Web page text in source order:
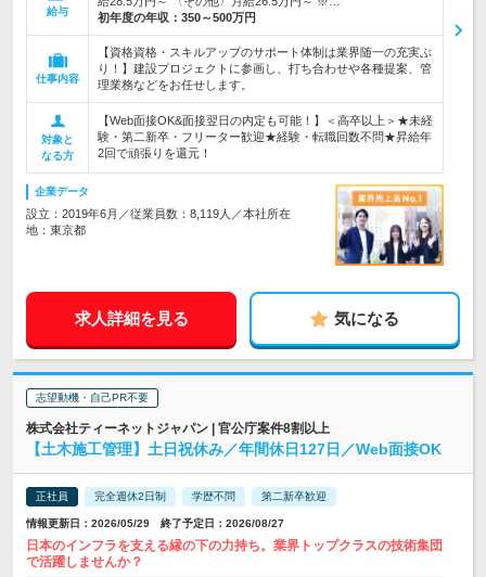
給与
初年度の年収： 350～500万円
仕事内容
【資格資格・スキルアップのサポート体制は業界随一の充実ぶ
り！】建設プロジェクトに参画し、打ち合わせや各種提案、管
理業務などをお任せします。
対象と
なる方
【Web面接OK&面接翌日の内定も可能！】＜高卒以上＞★未経
験・第二新卒・フリーター歓迎★経験・転職回数不問★昇給年
2回で頑張りを還元！
企業データ
設立：2019年6月／従業員数：8,119人／本社所在
地：東京都
求人詳細を見る 気になる
志望動機・自己PR不要
株式会社ティーネットジャパン | 官公庁案件8割以上
【土木施工管理】土日祝休み／年間休日127日／Web面接OK
正社員 完全週休2日制 学歴不問 第二新卒歓迎
情報更新日：2026/05/29 終了予定日：2026/08/27
日本のインフラを支える縁の下の力持ち。業界トップクラスの技術集団
で活躍しませんか？